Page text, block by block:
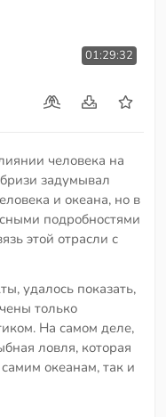
01:29:32
человека на
задумывал
и океана, но в
подробностями
этой отрасли с
удалось показать,
только
На самом деле,
ловля, которая
океанам, так и